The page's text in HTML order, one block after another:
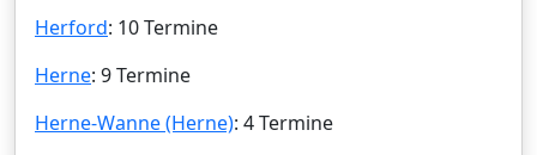
Herford: 10 Termine
Herne: 9 Termine
Herne-Wanne (Herne): 4 Termine